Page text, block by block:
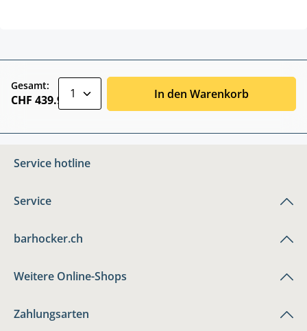
Gesamt:
CHF 439.90 In den Warenkorb
Service hotline
Service
barhocker.ch
Weitere Online-Shops
Zahlungsarten